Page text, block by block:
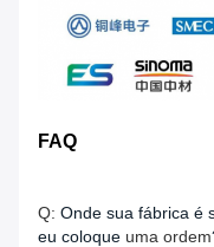
FAQ
Q: Onde sua fábrica é
eu coloque uma ordem